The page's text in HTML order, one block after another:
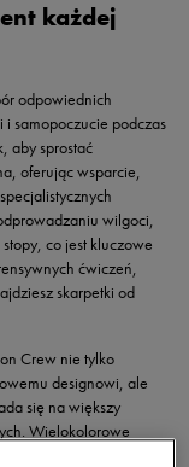
każdej
odpowiednich
i samopoczucie podczas
aby sprostać
oferując wsparcie,
wilgoci,
co jest kluczowe
ćwiczeń,
skarpetki od
Crew nie tylko
designowi, ale
się na większy
Wielokolorowe